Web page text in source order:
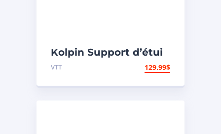
Kolpin Support d’étui
à fusil de polyéthylène
VTT 129.99$